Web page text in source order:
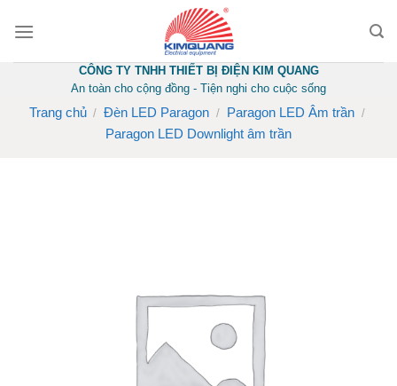
CÔNG TY TNHH THIẾT BỊ ĐIỆN KIM QUANG
An toàn cho cộng đồng - Tiện nghi cho cuộc sống
Trang chủ / Đèn LED Paragon / Paragon LED Âm trần /
Paragon LED Downlight âm trần